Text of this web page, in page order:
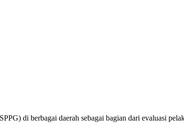
di berbagai daerah sebagai bagian dari evaluasi